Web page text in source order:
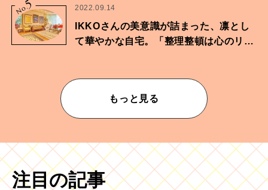
No.
5 2022.09.14
IKKOさんの美意識が詰まった、凛とし
て華やかな自宅。「整理整頓は心のリズ
もっと見る
注目の記事